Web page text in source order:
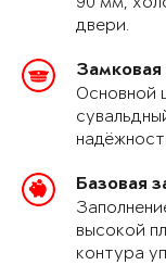
двери.
Замковая
Основной
Базовая
высокой
контура